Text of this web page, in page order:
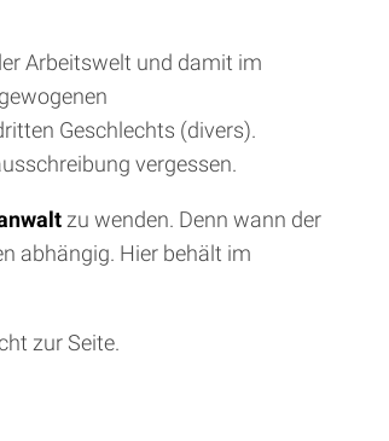
Arbeitswelt und damit im
Geschlechts (divers).
vergessen.
zu wenden. Denn wann der
abhängig. Hier behält im
zur Seite.